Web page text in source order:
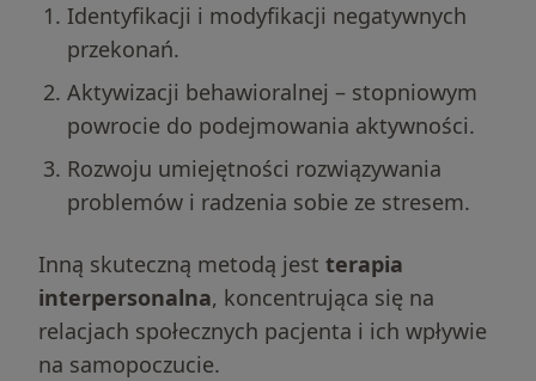
Identyfikacji i modyfikacji negatywnych
przekonań.
Aktywizacji behawioralnej – stopniowym
powrocie do podejmowania aktywności.
Rozwoju umiejętności rozwiązywania
problemów i radzenia sobie ze stresem.
Inną skuteczną metodą jest terapia
interpersonalna, koncentrująca się na
relacjach społecznych pacjenta i ich wpływie
na samopoczucie.